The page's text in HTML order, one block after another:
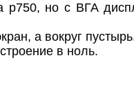
p750, но с ВГА
а вокруг
в ноль.